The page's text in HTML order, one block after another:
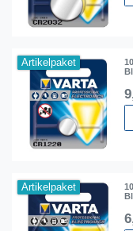
Artikelpaket
Artikelpaket